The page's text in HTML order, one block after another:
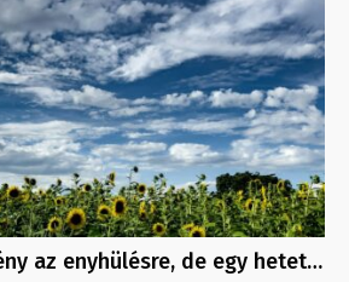
az enyhülésre, de egy hetet…